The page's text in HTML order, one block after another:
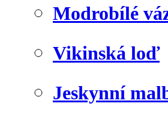
Modrobílé
Vikinská loď
Jeskynní